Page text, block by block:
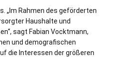
„Im Rahmen des geförderten
Haushalte und
sagt Fabian Vocktmann,
und demografischen
die Interessen der größeren